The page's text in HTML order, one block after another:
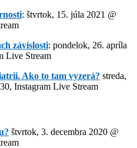
: štvrtok, 15. júla 2021 @
závislosti: pondelok, 26. apríla
Live Stream
Ako to tam vyzerá? streda,
Instagram Live Stream
štvrtok, 3. decembra 2020 @